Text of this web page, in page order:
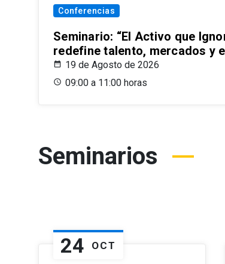
Conferencias
Seminario: “El Activo que
redefine talento, mercados y
19 de Agosto de 2026
09:00 a 11:00 horas
Seminarios
24 OCT